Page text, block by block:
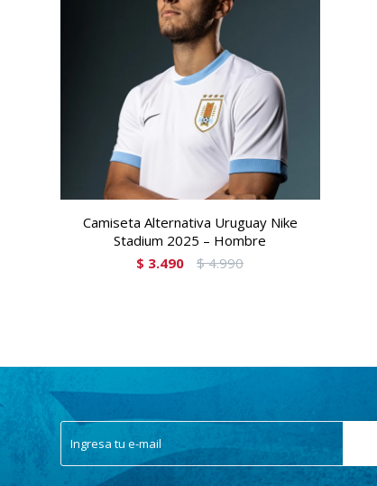
Camiseta Alternativa Uruguay Nike
Stadium 2025 – Hombre
$ 3.490 $ 4.990